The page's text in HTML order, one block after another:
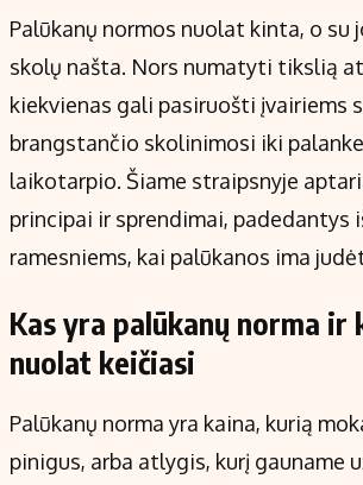
Palūkanų normos nuolat kinta, o su
skolų našta. Nors numatyti tikslią
kiekvienas gali pasiruošti įvairiems
brangstančio skolinimosi iki
laikotarpio. Šiame straipsnyje
principai ir sprendimai, padedantys
ramesniems, kai palūkanos ima
Kas yra palūkanų norma ir
nuolat keičiasi
Palūkanų norma yra kaina, kurią
pinigus, arba atlygis, kurį gauname